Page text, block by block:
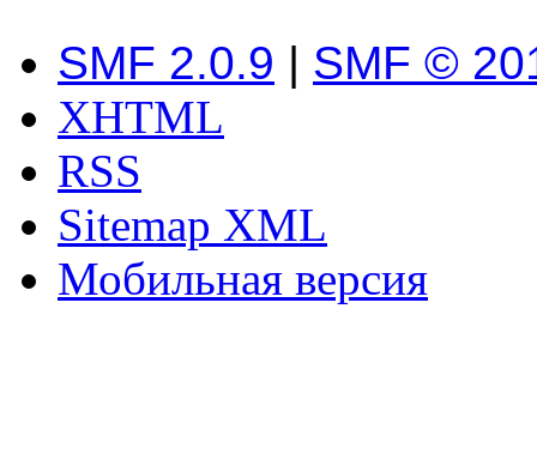
SMF 2.0.9 | SMF ©
XHTML
RSS
Sitemap XML
Мобильная версия